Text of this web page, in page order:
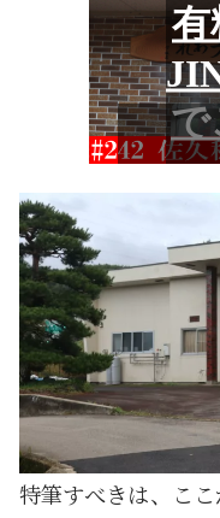
特筆すべきは、こ